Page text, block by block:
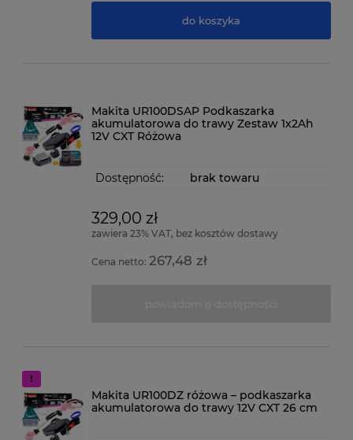
do koszyka
Makita UR100DSAP Podkaszarka
akumulatorowa do trawy Zestaw 1x2Ah
12V CXT Różowa
Dostępność: brak towaru
329,00 zł
zawiera 23% VAT, bez kosztów dostawy
Cena netto:267,48 zł
Makita UR100DZ różowa – podkaszarka
akumulatorowa do trawy 12V CXT 26 cm